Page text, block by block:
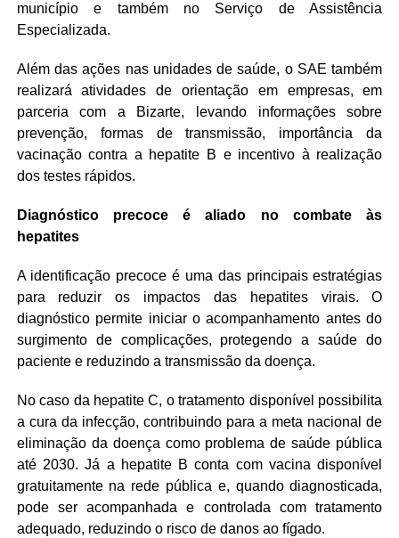
município e também no Serviço de Assistência
Especializada.
Além das ações nas unidades de saúde, o SAE também
realizará atividades de orientação em empresas, em
parceria com a Bizarte, levando informações sobre
prevenção, formas de transmissão, importância da
vacinação contra a hepatite B e incentivo à realização
dos testes rápidos.
Diagnóstico precoce é aliado no combate às
hepatites
A identificação precoce é uma das principais estratégias
para reduzir os impactos das hepatites virais. O
diagnóstico permite iniciar o acompanhamento antes do
surgimento de complicações, protegendo a saúde do
paciente e reduzindo a transmissão da doença.
No caso da hepatite C, o tratamento disponível possibilita
a cura da infecção, contribuindo para a meta nacional de
eliminação da doença como problema de saúde pública
até 2030. Já a hepatite B conta com vacina disponível
gratuitamente na rede pública e, quando diagnosticada,
pode ser acompanhada e controlada com tratamento
adequado, reduzindo o risco de danos ao fígado.